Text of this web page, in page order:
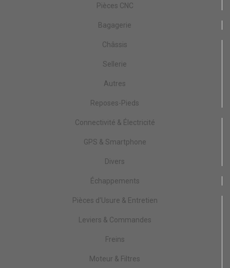
Pièces CNC
Bagagerie
Châssis
Sellerie
Autres
Reposes-Pieds
Connectivité & Électricité
GPS & Smartphone
Divers
Échappements
Pièces d'Usure & Entretien
Leviers & Commandes
Freins
Moteur & Filtres